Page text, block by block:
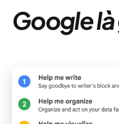
Google là